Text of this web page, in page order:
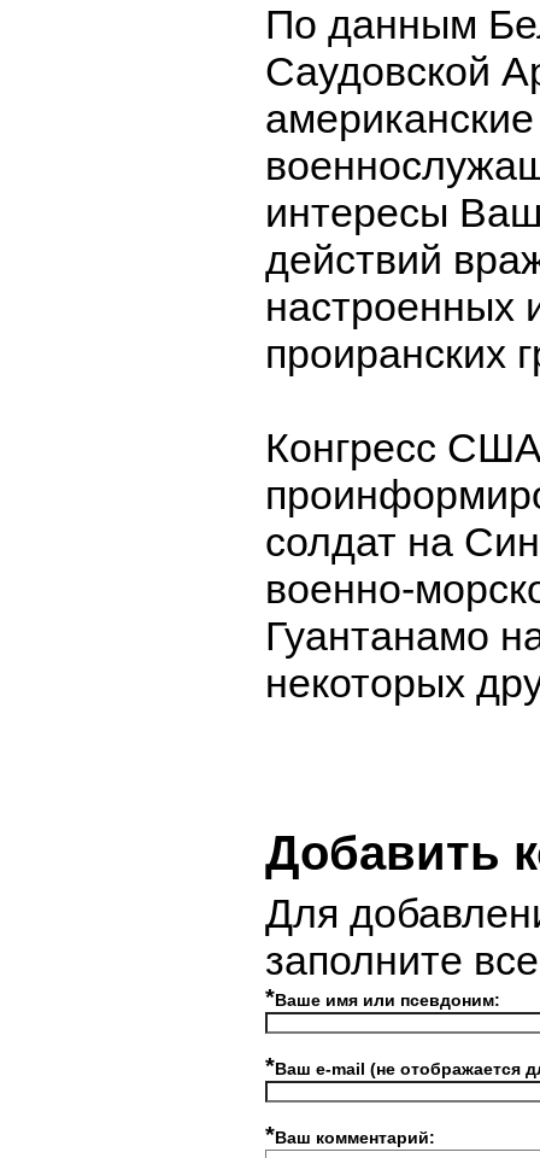
По данным
Саудовской
американские
интересы
действий
настроенных
проиранских
Конгресс
солдат на
военно-
Гуантанамо
некоторых
Добавить
Для
заполните
*Ваше имя или псевдоним:
*Ваш e-mail (не отображается
*Ваш комментарий: